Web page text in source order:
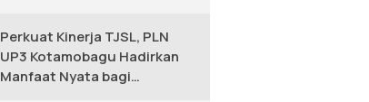
Perkuat Kinerja TJSL, PLN
UP3 Kotamobagu Hadirkan
Manfaat Nyata bagi